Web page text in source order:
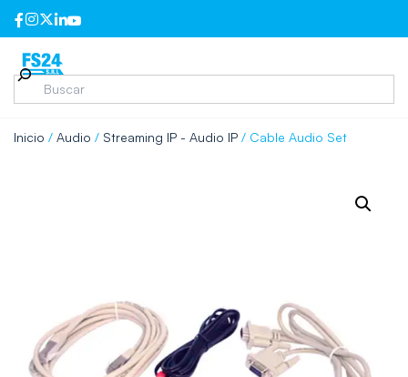
Inicio / Audio / Streaming IP - Audio IP / Cable Audio Set